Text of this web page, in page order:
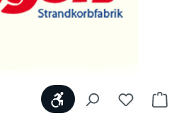
WerkzeugleisteDu hast 0